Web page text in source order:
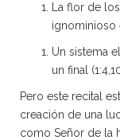
La flor de
ignominioso
Un sistema
un final
Pero este recital
creación de una
como Señor de la